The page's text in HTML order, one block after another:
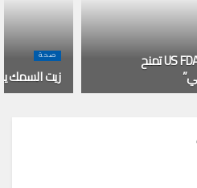
إدارة الغذاء والدواء الأمريكية US FDA تمنح صحة
زيت السمك